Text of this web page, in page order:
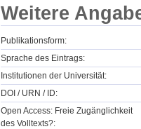
Weitere
Publikationsform:
Sprache des Eintrags:
Institutionen der Universität:
DOI / URN / ID:
Open Access: Freie Zugänglichkeit
des Volltexts?: